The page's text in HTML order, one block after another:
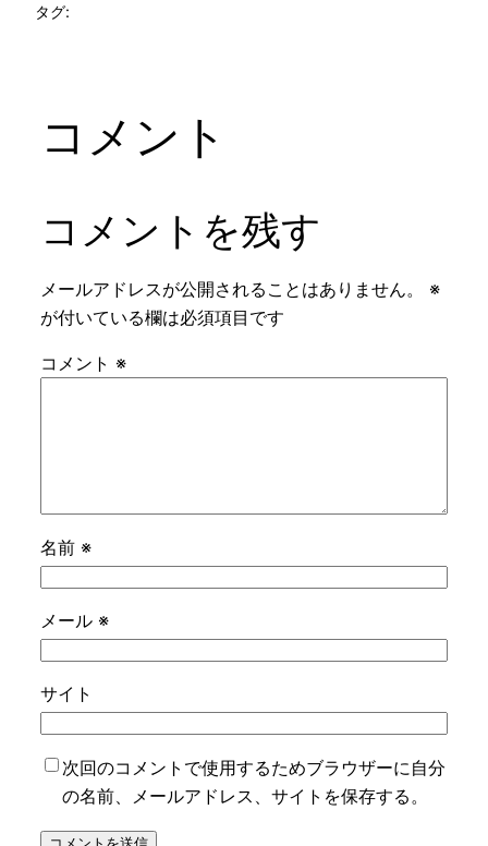
タグ:
コメント
コメントを残す
メールアドレスが公開されることはありません。
※
が付いている欄は必須項目です
コメント ※
名前 ※
メール ※
サイト
次回のコメントで使用するためブラウザーに自分
の名前、メールアドレス、サイトを保存する。